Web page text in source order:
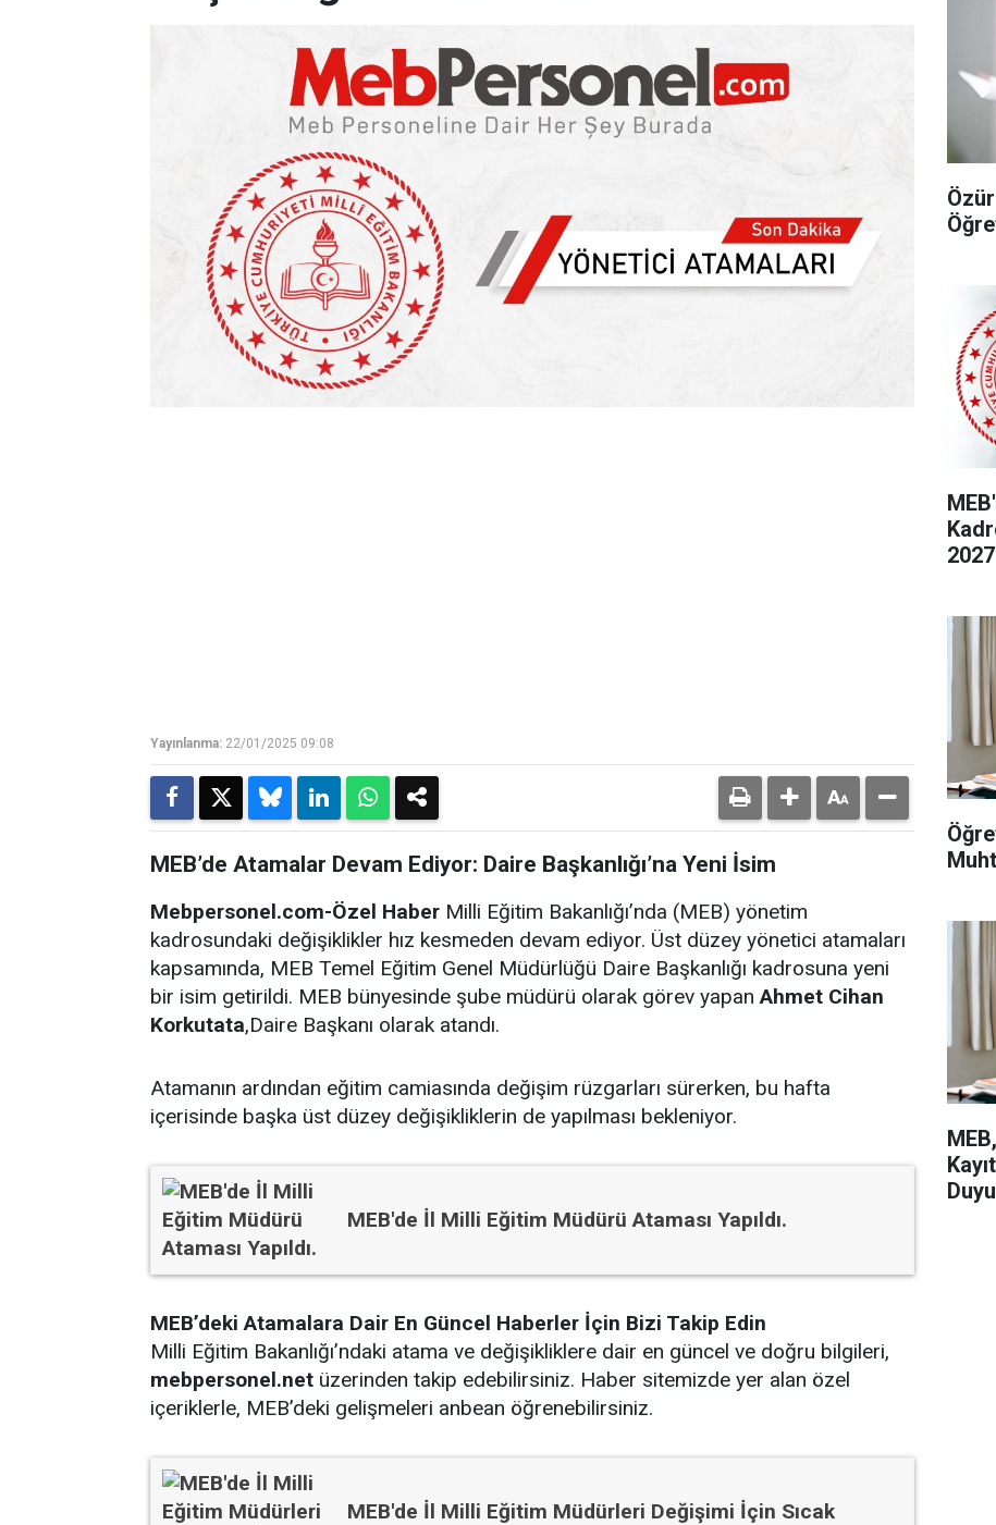
Yayınlanma: 22/01/2025 09:08
MEB’de Atamalar Devam Ediyor: Daire Başkanlığı’na Yeni İsim
Mebpersonel.com-Özel Haber Milli Eğitim Bakanlığı’nda (MEB) yönetim
kadrosundaki değişiklikler hız kesmeden devam ediyor. Üst düzey yönetici atamaları
kapsamında, MEB Temel Eğitim Genel Müdürlüğü Daire Başkanlığı kadrosuna yeni
bir isim getirildi. MEB bünyesinde şube müdürü olarak görev yapanAhmet Cihan
Korkutata,Daire Başkanı olarak atandı.
Atamanın ardından eğitim camiasında değişim rüzgarları sürerken, bu hafta
içerisinde başka üst düzey değişikliklerin de yapılması bekleniyor.
MEB'de İl Milli Eğitim Müdürü Ataması Yapıldı.
MEB’deki Atamalara Dair En Güncel Haberler İçin Bizi Takip Edin
Milli Eğitim Bakanlığı’ndaki atama ve değişikliklere dair en güncel ve doğru bilgileri,
mebpersonel.net üzerinden takip edebilirsiniz. Haber sitemizde yer alan özel
içeriklerle, MEB’deki gelişmeleri anbean öğrenebilirsiniz.
MEB'de İl Milli Eğitim Müdürleri Değişimi İçin Sıcak